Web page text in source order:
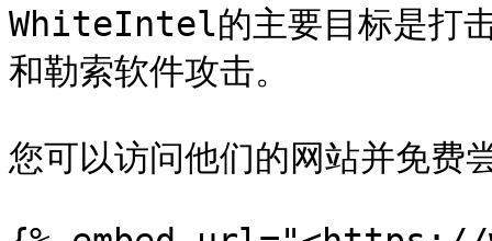
WhiteIntel的主要目标是打击
和勒索软件攻击。
您可以访问他们的网站并免费